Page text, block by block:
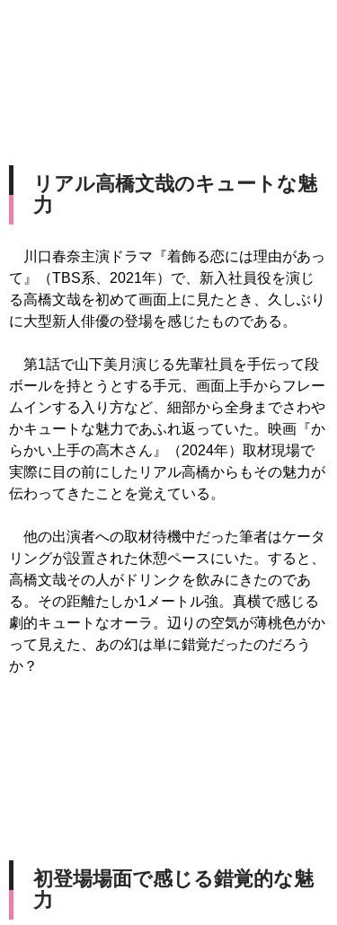
リアル高橋文哉のキュートな魅
力
川口春奈主演ドラマ『着飾る恋には理由があっ
て』（TBS系、2021年）で、新入社員役を演じ
る高橋文哉を初めて画面上に見たとき、久しぶり
に大型新人俳優の登場を感じたものである。
第1話で山下美月演じる先輩社員を手伝って段
ボールを持とうとする手元、画面上手からフレー
ムインする入り方など、細部から全身までさわや
かキュートな魅力であふれ返っていた。映画『か
らかい上手の高木さん』（2024年）取材現場で
実際に目の前にしたリアル高橋からもその魅力が
伝わってきたことを覚えている。
他の出演者への取材待機中だった筆者はケータ
リングが設置された休憩ペースにいた。すると、
高橋文哉その人がドリンクを飲みにきたのであ
る。その距離たしか1メートル強。真横で感じる
劇的キュートなオーラ。辺りの空気が薄桃色がか
って見えた、あの幻は単に錯覚だったのだろう
か？
初登場場面で感じる錯覚的な魅
力